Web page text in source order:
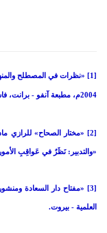
2004م، مطبعة آنفو - برانت، فاس - المغرب.
[2] «مختار الصحاح» للرازي
«والتدبير: نَظَرٌ في عَواقِبِ
العلمية - بيروت.